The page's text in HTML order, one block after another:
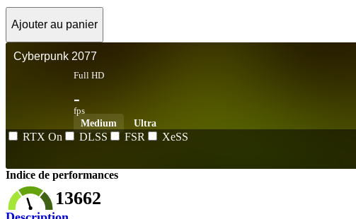
Ajouter au panier
Cyberpunk 2077
Full HD
-
fps
Medium Ultra
RTX On DLSS FSR XeSS
Indice de performances
13662